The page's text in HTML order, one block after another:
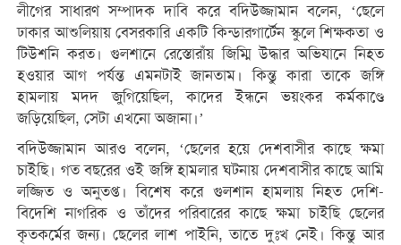
লীগের সাধারণ সম্পাদক দাবি করে বদিউজ্জামান বলেন, ‘ছেলে
ঢাকার আশুলিয়ায় বেসরকারি একটি কিন্ডারগার্টেন স্কুলে শিক্ষকতা ও
টিউশনি করত। গুলশানে রেস্তোরাঁয় জিম্মি উদ্ধার অভিযানে নিহত
হওয়ার আগ পর্যন্ত এমনটাই জানতাম। কিন্তু কারা তাকে জঙ্গি
হামলায় মদদ জুগিয়েছিল, কাদের ইন্ধনে ভয়ংকর কর্মকাণ্ডে
জড়িয়েছিল, সেটা এখনো অজানা।’
বদিউজ্জামান আরও বলেন, ‘ছেলের হয়ে দেশবাসীর কাছে ক্ষমা
চাইছি। গত বছরের ওই জঙ্গি হামলার ঘটনায় দেশবাসীর কাছে আমি
লজ্জিত ও অনুতপ্ত। বিশেষ করে গুলশান হামলায় নিহত দেশি-
বিদেশি নাগরিক ও তাঁদের পরিবারের কাছে ক্ষমা চাইছি ছেলের
কৃতকর্মের জন্য। ছেলের লাশ পাইনি, তাতে দুঃখ নেই। কিন্তু আর